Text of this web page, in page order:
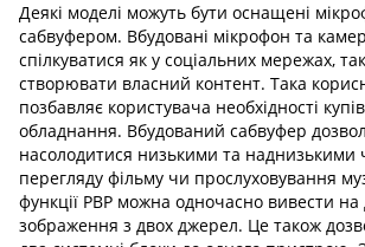
Деякі моделі можуть бути оснащені
сабвуфером. Вбудовані мікрофон та
спілкуватися як у соціальних мережах,
створювати власний контент. Така
позбавляє користувача необхідності
обладнання. Вбудований сабвуфер
насолодитися низькими та наднизькими
перегляду фільму чи прослуховування
функції PBP можна одночасно вивести
зображення з двох джерел. Це також